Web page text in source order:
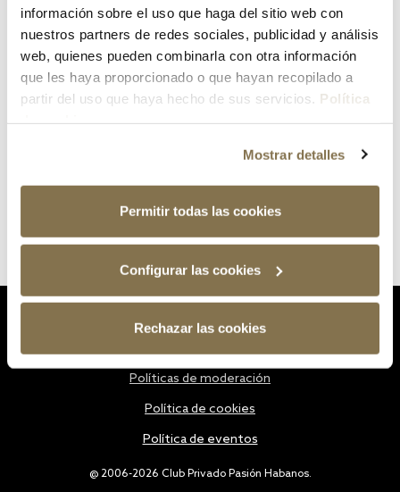
información sobre el uso que haga del sitio web con
nuestros partners de redes sociales, publicidad y análisis
web, quienes pueden combinarla con otra información
que les haya proporcionado o que hayan recopilado a
partir del uso que haya hecho de sus servicios. Política
Mostrar detalles
Permitir todas las cookies
Configurar las cookies
Rechazar las cookies
¿Has olvidado tu contraseña?
@ 2006-2026 Club Privado Pasión Habanos.
Políticas de moderación
Política de cookies
Política de eventos